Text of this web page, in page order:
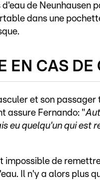
de Neunhausen
dans une
EN CAS DE
et son
assure Fernando: "
eu quelqu'un qui est
impossible de
Il n'y a alors plus